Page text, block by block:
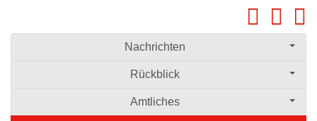
Nachrichten
Rückblick
Amtliches